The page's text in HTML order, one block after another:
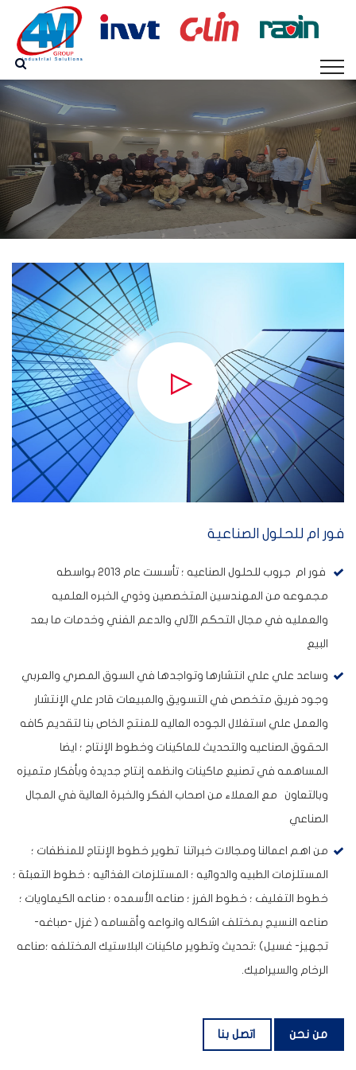
فور ام للحلول الصناعية
فور ام جروب للحلول الصناعيه ؛ تأسست عام 2013 بواسطه
مجموعه من المهندسين المتخصصين وذوي الخبره العلميه
والعمليه في مجال التحكم الآلي والدعم الفني وخدمات ما بعد
البيع
وساعد علي علي انتشارها وتواجدها في السوق المصري والعربي
وجود فريق متخصص في التسويق والمبيعات قادر علي الإنتشار
والعمل علي استغلال الجوده العاليه للمنتج الخاص بنا لتقديم كافه
الحقوق الصناعيه والتحديث للماكينات وخطوط الإنتاج ؛ ايضا
المساهمه في تصنيع ماكينات وانظمه إنتاج جديدة وبأفكار متميزه
وبالتعاون مع العملاء من اصحاب الفكر والخبرة العالية في المجال
الصناعي
من اهم اعمالنا ومجالات خبراتنا تطوير خطوط الإنتاج للمنظفات ؛
المستلزمات الطبيه والدوائيه ؛ المستلزمات الغذائيه ؛ خطوط التعبئة ؛
خطوط التغليف ؛ خطوط الفرز ؛ صناعه الأسمده ؛ صناعه الكيماويات ؛
صناعه النسيج بمختلف اشكاله وانواعه وأقسامه ( غزل -صباغه-
تجهيز- غسيل) ؛تحديث وتطوير ماكينات البلاستيك المختلفه ؛صناعه
الرخام والسيراميك.
من نحن اتصل بنا